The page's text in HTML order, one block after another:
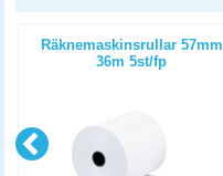
Räknemaskinsrullar 57mm
36m 5st/fp